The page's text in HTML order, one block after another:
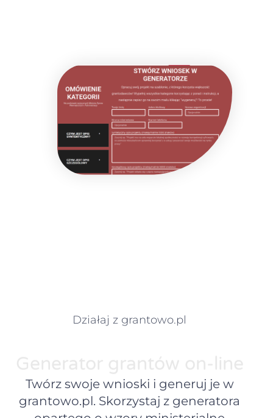
Działaj z grantowo.pl
Twórz swoje wnioski i generuj je w
grantowo.pl. Skorzystaj z generatora